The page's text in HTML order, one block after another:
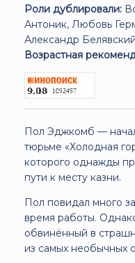
Роли дублировали:
Антоник, Любовь
Александр
Возрастная
Пол Эджкомб —
тюрьме «Холодная
которого однажды
пути к месту казни.
Пол повидал много
время работы.
обвинённый в
из самых необычных